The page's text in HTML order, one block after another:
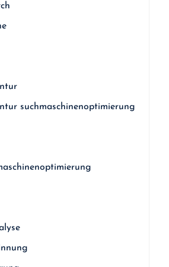
suchmaschinenoptimierung